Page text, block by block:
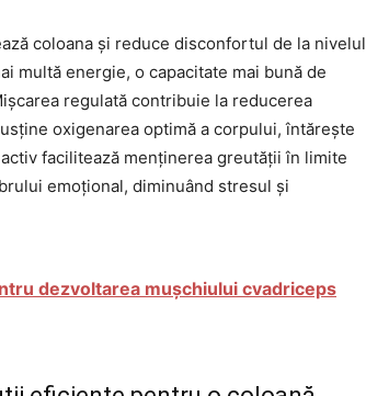
coloana și reduce disconfortul de la nivelul
multă energie, o capacitate mai bună de
regulată contribuie la reducerea
oxigenarea optimă a corpului, întărește
facilitează menținerea greutății în limite
emoțional, diminuând stresul și
dezvoltarea mușchiului cvadriceps